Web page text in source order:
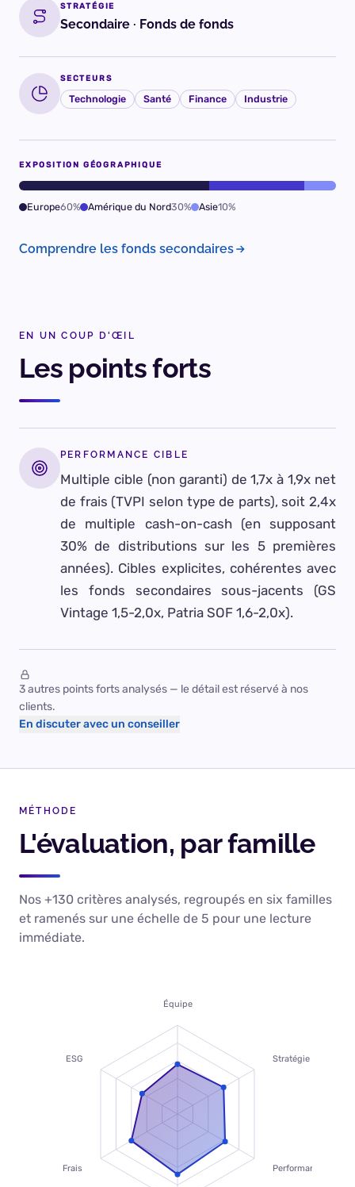
STRATÉGIE
Secondaire · Fonds de fonds
SECTEURS
Technologie Santé Finance Industrie
EXPOSITION GÉOGRAPHIQUE
Europe60% Amérique du Nord30% Asie10%
Comprendre les fonds secondaires
EN UN COUP D'ŒIL
Les points forts
PERFORMANCE CIBLE
Multiple cible (non garanti) de 1,7x à 1,9x net
de frais (TVPI selon type de parts), soit 2,4x
de multiple cash-on-cash (en supposant
30% de distributions sur les 5 premières
années). Cibles explicites, cohérentes avec
les fonds secondaires sous-jacents (GS
Vintage 1,5-2,0x, Patria SOF 1,6-2,0x).
3 autres points forts analysés — le détail est réservé à nos
clients.
En discuter avec un conseiller
MÉTHODE
L'évaluation, par famille
Nos +130 critères analysés, regroupés en six familles
et ramenés sur une échelle de 5 pour une lecture
immédiate.
Équipe
Stratégie
Performance
Frais
ESG